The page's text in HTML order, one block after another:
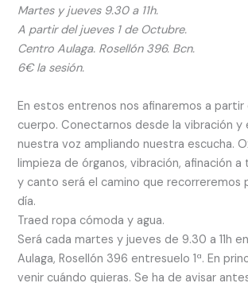
Martes y jueves 9.30 a 11h.
A partir del jueves 1 de Octubre.
Centro Aulaga. Rosellón 396. Bcn.
6€ la sesión.
En estos entrenos nos afinaremos a partir
cuerpo. Conectarnos desde la vibración y
nuestra voz ampliando nuestra escucha.
limpieza de órganos, vibración, afinación
y canto será el camino que recorreremos
día.
Traed ropa cómoda y agua.
Será cada martes y jueves de 9.30 a 11h
Aulaga, Rosellón 396 entresuelo 1ª. En
venir cuándo quieras. Se ha de avisar